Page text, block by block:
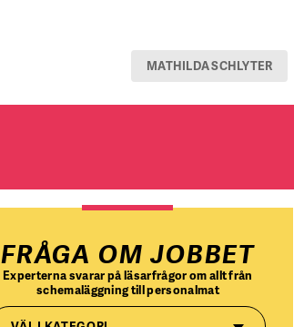
MATHILDA SCHLYTER
FRÅGA OM JOBBET
Experterna svarar på läsarfrågor om allt från
schemaläggning till personalmat